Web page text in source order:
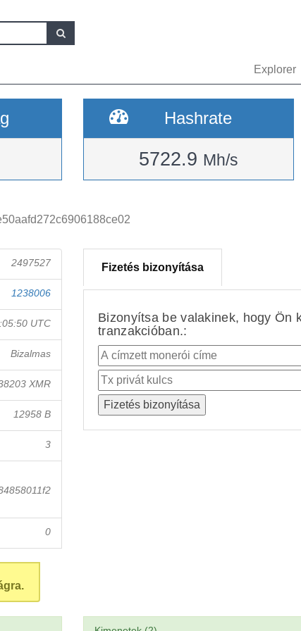
Explorer
Hashrate
5722.9 Mh/s
2497527
1238006
UTC
Bizalmas
XMR
12958 B
3
0
Fizetés bizonyítása
Bizonyítsa be valakinek, hogy Ön
tranzakcióban.: